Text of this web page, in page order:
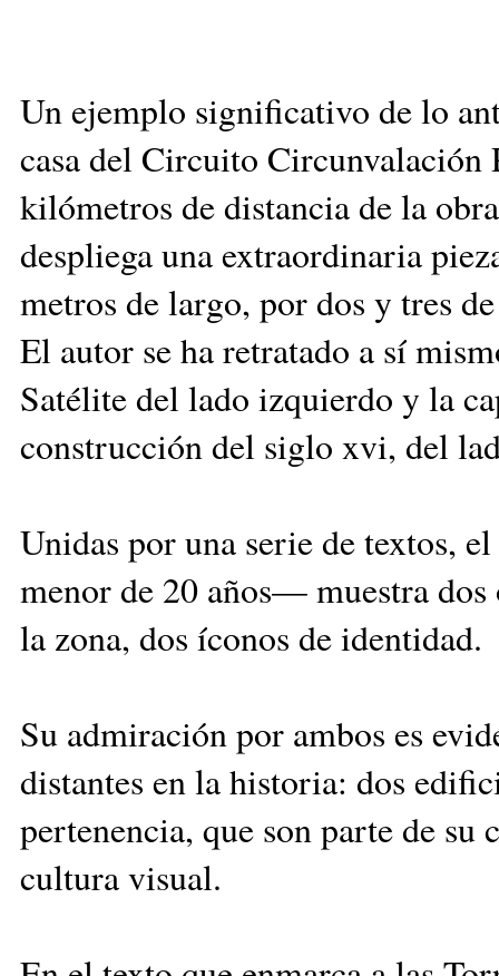
Un ejemplo significativo de lo
casa del Circuito Circunvalación
kilómetros de distancia de la
despliega una extraordinaria
metros de largo, por dos y tres
El autor se ha retratado a sí
Satélite del lado izquierdo y la
construcción del siglo xvi, del
Unidas por una serie de textos,
menor de 20 años— muestra
la zona, dos íconos de identidad.
Su admiración por ambos es
distantes en la historia: dos
pertenencia, que son parte de
cultura visual.